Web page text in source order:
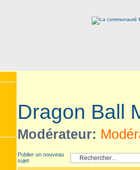
Dragon Ball
Modérateur:
Publier un nouveau
sujet